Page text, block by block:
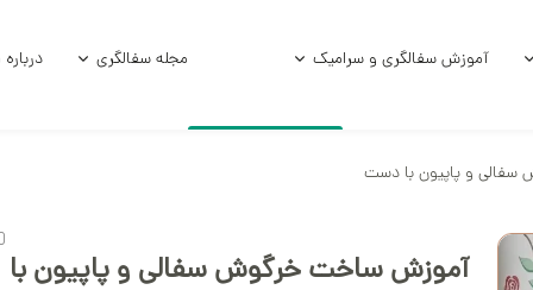
خام
آموزش سفالگری و سرامیک
آموزش و فرمول لعاب
مجله سفالگری
آموزش
درباره
و پاپیون با دست
آموزش ساخت خرگوش سفالی و پاپیون با